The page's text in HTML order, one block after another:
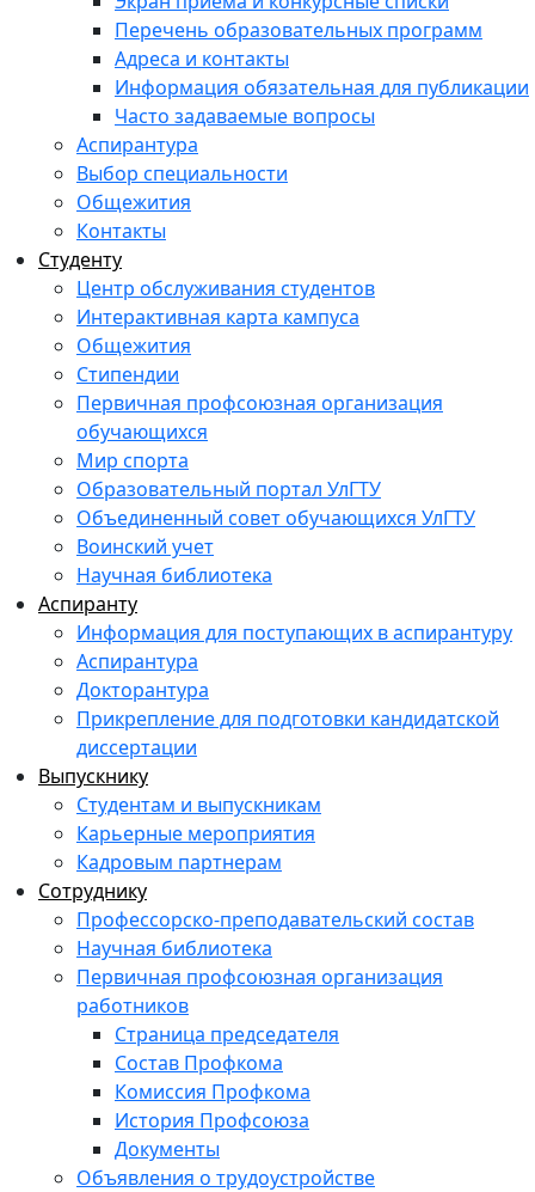
Перечень образовательных программ
Адреса и контакты
Информация обязательная для публикации
Часто задаваемые вопросы
Аспирантура
Выбор специальности
Общежития
Контакты
Студенту
Центр обслуживания студентов
Интерактивная карта кампуса
Общежития
Стипендии
Первичная профсоюзная организация
обучающихся
Мир спорта
Образовательный портал УлГТУ
Объединенный совет обучающихся УлГТУ
Воинский учет
Научная библиотека
Аспиранту
Информация для поступающих в аспирантуру
Аспирантура
Докторантура
Прикрепление для подготовки кандидатской
диссертации
Выпускнику
Студентам и выпускникам
Карьерные мероприятия
Кадровым партнерам
Сотруднику
Профессорско-преподавательский состав
Научная библиотека
Первичная профсоюзная организация
работников
Страница председателя
Состав Профкома
Комиссия Профкома
История Профсоюза
Документы
Объявления о трудоустройстве